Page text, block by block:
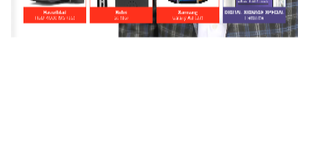
Hasselblad
H6D-400c MS (16)
Rollei
S1 (16)
Samsung
Galaxy A8 (32)
DIGITAL SIGNAGE SPECIAL
Heftmitte